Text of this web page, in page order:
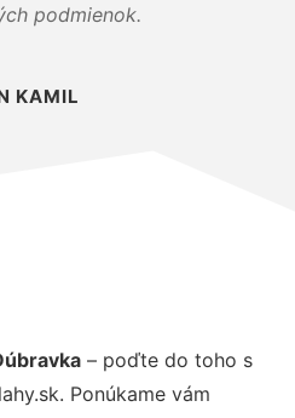
podmienok.
KAMIL
– poďte do toho s
Ponúkame vám